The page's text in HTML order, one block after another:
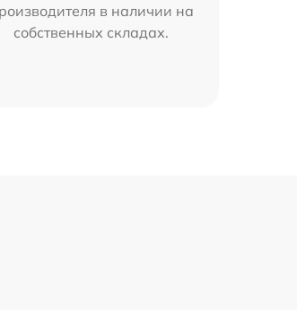
в наличии на
собственных складах.